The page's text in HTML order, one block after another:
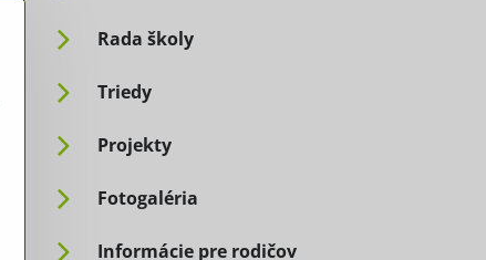
Rada školy
Triedy
Projekty
Fotogaléria
Informácie pre rodičov